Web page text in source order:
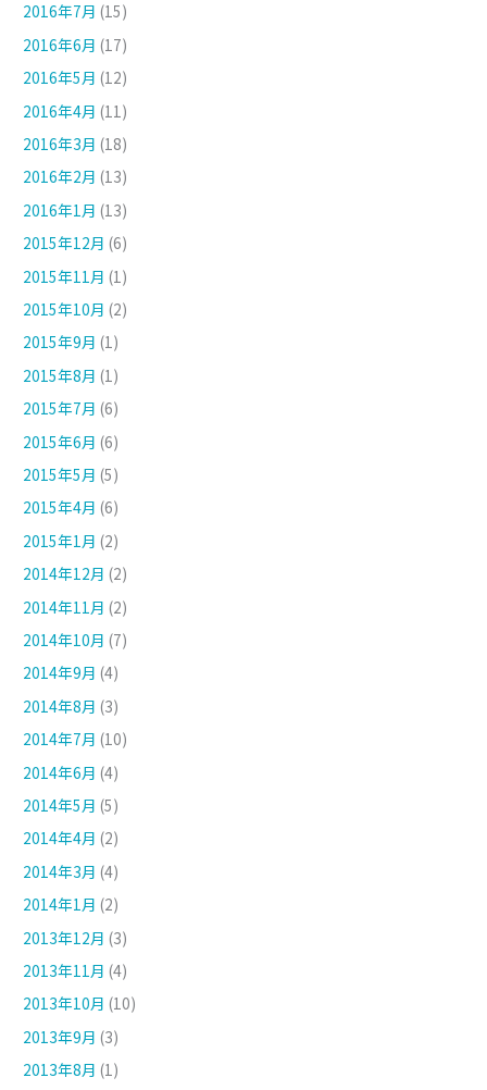
2016年7月 (15)
2016年6月 (17)
2016年5月 (12)
2016年4月 (11)
2016年3月 (18)
2016年2月 (13)
2016年1月 (13)
2015年12月 (6)
2015年11月 (1)
2015年10月 (2)
2015年9月 (1)
2015年8月 (1)
2015年7月 (6)
2015年6月 (6)
2015年5月 (5)
2015年4月 (6)
2015年1月 (2)
2014年12月 (2)
2014年11月 (2)
2014年10月 (7)
2014年9月 (4)
2014年8月 (3)
2014年7月 (10)
2014年6月 (4)
2014年5月 (5)
2014年4月 (2)
2014年3月 (4)
2014年1月 (2)
2013年12月 (3)
2013年11月 (4)
2013年10月 (10)
2013年9月 (3)
2013年8月 (1)